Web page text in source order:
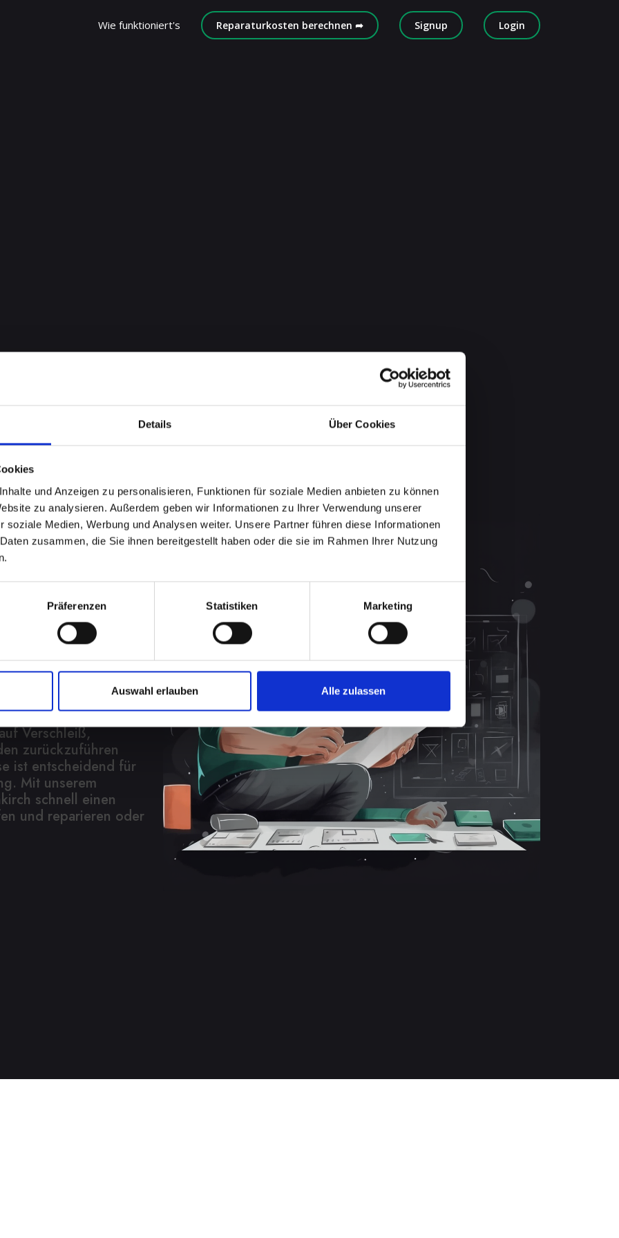
Details Über Cookies
und Anzeigen zu personalisieren, Funktionen für soziale Medien anbieten zu können
zu analysieren. Außerdem geben wir Informationen zu Ihrer Verwendung unserer
soziale Medien, Werbung und Analysen weiter. Unsere Partner führen diese Informationen
zusammen, die Sie ihnen bereitgestellt haben oder die sie im Rahmen Ihrer Nutzung
Präferenzen Statistiken Marketing
Auswahl erlauben Alle zulassen
Wie funktioniert's Reparaturkosten berechnen ➦ Signup Login
XR
ist die Beschädigung
Ihr IPHONE-XR
zum Ladegerät
Verschleiß,
zurückzuführen
ist entscheidend für
Mit unserem
schnell einen
und reparieren oder